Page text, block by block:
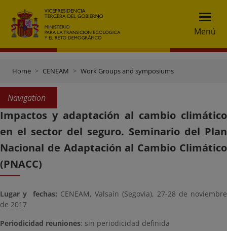
Menú
Home CENEAM Work Groups and symposiums
Navigation
Impactos y adaptación al cambio climático
en el sector del seguro. Seminario del Plan
Nacional de Adaptación al Cambio Climático
(PNACC)
Lugar y fechas: CENEAM, Valsaín (Segovia), 27-28 de noviembre
de 2017
Periodicidad reuniones: sin periodicidad definida